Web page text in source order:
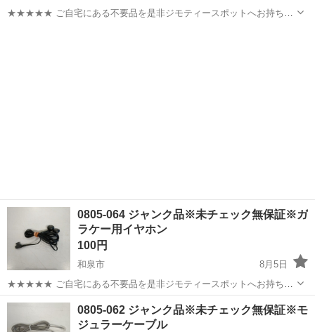
★★★★★ ご自宅にある不要品を是非ジモティースポットへお持ち込
0805-064 ジャンク品※未チェック無保証※ガ
ラケー用イヤホン
100円
和泉市
8月5日
★★★★★ ご自宅にある不要品を是非ジモティースポットへお持ち込
みしませんか？ 家電、趣味・スポーツ・レジャー用品、こども用品、
衣料服飾品、生活雑貨、家具、本、CD・DVDなどが無料でまとめて持
ち込めます！ ※詳細はこ...
大阪 和泉市 ガラケー
0805-062 ジャンク品※未チェック無保証※モ
ジュラーケーブル